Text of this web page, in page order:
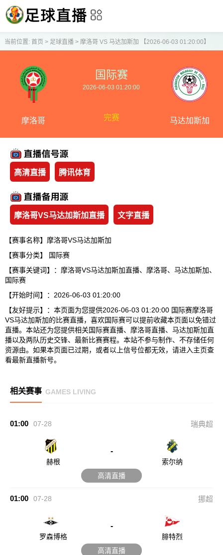
当前位置: 首页 > 足球直播> 摩洛哥 VS 马达加斯加 【2026-06-03 01:20:00】
摩洛哥
国际赛
2026-06-03 01:20:00
完赛 马达加斯加
高清直播 腾讯体育
摩洛哥VS马达加斯加直播 文字直播
【赛事名称】摩洛哥VS马达加斯加
【赛事分类】
国际赛
【赛事关键词】：摩洛哥VS马达加斯加直播、摩洛哥、马达加斯加、
国际赛
【开始时间】：2026-06-03 01:20:00
【友好提示】：本页面为您提供2026-06-03 01:20:00 国际赛摩洛哥
VS马达加斯加的比赛直播，喜欢国际赛可以提前收藏本页面以免错过
直播。本站还为您提供相关国际赛直播、摩洛哥直播、马达加斯加直
播以及两队历史交锋、最新比赛赛程。本站不参与制作、不存储任何
资源由。如果本页面已过期，或者以上信号位都无效，请进入主页查
看最新直播新号。
相关赛事 GAMES LIVING
01:00 07-28 瑞典超
赫根
-
索尔纳
高清直播
01:00 07-28 挪超
罗森博格
-
腓特烈
高清直播